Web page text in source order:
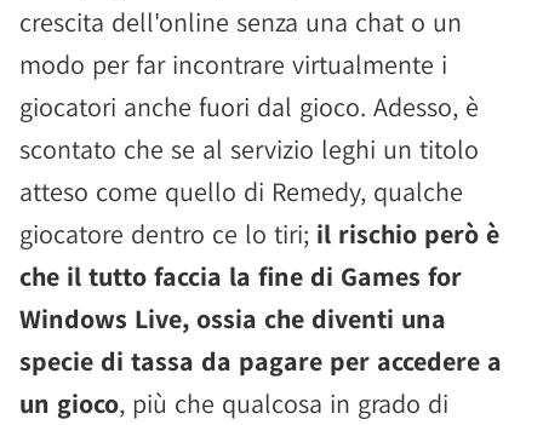
crescita dell'online senza una chat o un
modo per far incontrare virtualmente i
giocatori anche fuori dal gioco. Adesso, è
scontato che se al servizio leghi un titolo
atteso come quello di Remedy, qualche
giocatore dentro ce lo tiri; il rischio però è
che il tutto faccia la fine di Games for
Windows Live, ossia che diventi una
specie di tassa da pagare per accedere a
un gioco, più che qualcosa in grado di